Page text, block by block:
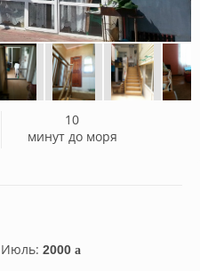
10
минут до моря
Июль: 2000 a